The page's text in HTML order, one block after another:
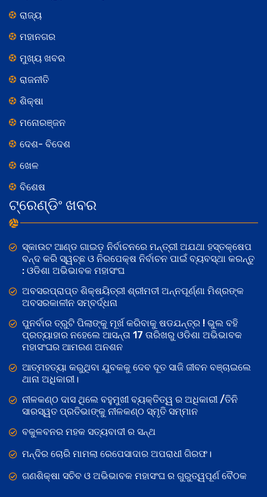
ରାଜ୍ୟ
ମହାନଗର
ମୁଖ୍ୟ ଖବର
ରାଜନୀତି
ଶିକ୍ଷା
ମନୋରଞ୍ଜନ
ଦେଶ- ବିଦେଶ
ଖେଳ
ବିଶେଷ
ଟ୍ରେଣ୍ଡିଂ ଖବର
ସ୍କାଉଟ ଆଣ୍ଡ ଗାଇଡ଼ ନିର୍ବାଚନରେ ମନ୍ତ୍ରୀ ଅଯଥା ହସ୍ତକ୍ଷେପ
ବନ୍ଦ କରି ସ୍ୱଚ୍ଛ ଓ ନିରପେକ୍ଷ ନିର୍ବାଚନ ପାଇଁ ବ୍ୟବସ୍ଥା କରନ୍ତୁ
: ଓଡିଶା ଅଭିଭାବକ ମହାସଂଘ
ଅବସରପ୍ରାପ୍ତ ଶିକ୍ଷୟିତ୍ରୀ ଶ୍ରୀମତୀ ଅନ୍ନପୂର୍ଣ୍ଣା ମିଶ୍ରଙ୍କ
ଅବସରକାଳୀନ ସମ୍ବର୍ଦ୍ଧନା
ପୁନର୍ବାର ତ୍ରୁଟି ପିଲାଙ୍କୁ ମୂର୍ଖ କରିବାକୁ ଷଡଯନ୍ତ୍ର ! ଭୁଲ ବହି
ପ୍ରତ୍ୟାହାର ନହେଲେ ଆସନ୍ତା 17 ତାରିଖରୁ ଓଡିଶା ଅଭିଭାବକ
ମହାସଂଘର ଆମରଣ ଅନଶନ
ଆତ୍ମହତ୍ୟା କରୁଥିବା ଯୁବକକୁ ଦେବ ଦୂତ ସାଜି ଜୀବନ ବଞ୍ଚାଇଲେ
ଥାନା ଅଧିକାରୀ।
ନୀଳକଣ୍ଠ ଦାସ ଥିଲେ ବହୁମୁଖୀ ବ୍ୟକ୍ତିତ୍ୱ ର ଅଧିକାରୀ /ତିନି
ସାରସ୍ୱତ ପ୍ରତିଭାଙ୍କୁ ନୀଳକଣ୍ଠ ସ୍ମୃତି ସମ୍ମାନ
ବକୁଳବନର ମହକ ସତ୍ୟବାଦୀ ର ସନ୍ଥ
ମନ୍ଦିର ଚୋରି ମାମଲା ରେପେସାଦାର ଅପରାଧୀ ଗିରଫ।
ଗଣଶିକ୍ଷା ସଚିବ ଓ ଅଭିଭାବକ ମହାସଂଘ ର ଗୁରୁତ୍ୱପୂର୍ଣ ବୈଠକ